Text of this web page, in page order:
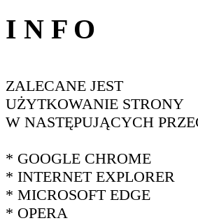
I N F O
ZALECANE JEST
UŻYTKOWANIE STRONY
W NASTĘPUJĄCYCH
* GOOGLE CHROME
* INTERNET EXPLORER
* MICROSOFT EDGE
* OPERA